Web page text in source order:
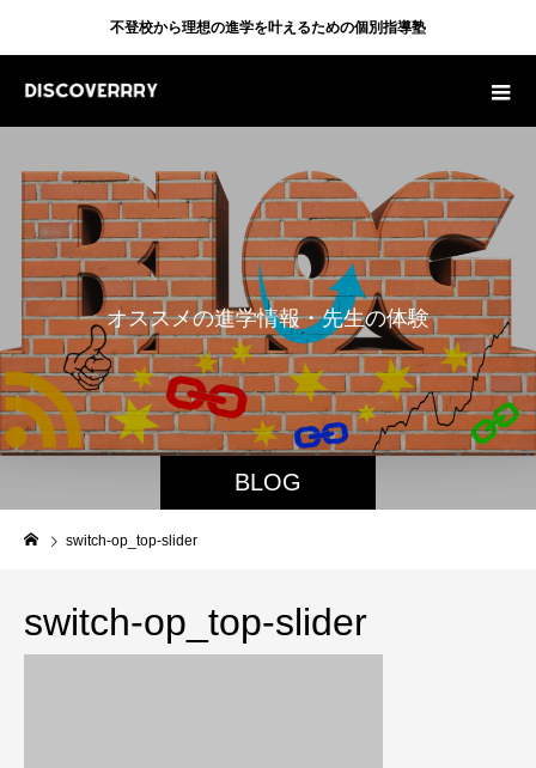
不登校から理想の進学を叶えるための個別指導塾
BLOG
オススメの進学情報・先生の体験談・
switch-op_top-slider
switch-op_top-slider